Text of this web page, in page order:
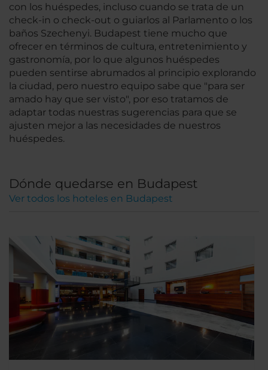
con los huéspedes, incluso cuando se trata de un
check-in o check-out o guiarlos al Parlamento o los
baños Szechenyi. Budapest tiene mucho que
ofrecer en términos de cultura, entretenimiento y
gastronomía, por lo que algunos huéspedes
pueden sentirse abrumados al principio explorando
la ciudad, pero nuestro equipo sabe que "para ser
amado hay que ser visto", por eso tratamos de
adaptar todas nuestras sugerencias para que se
ajusten mejor a las necesidades de nuestros
huéspedes.
Dónde quedarse en Budapest
Ver todos los hoteles en Budapest